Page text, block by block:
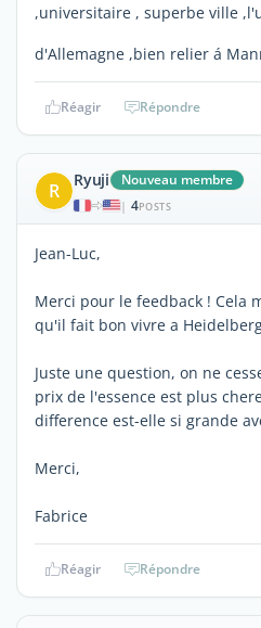
,universitaire , superbe ville
d'Allemagne ,bien relier á
Réagir Répondre
R Ryuji Nouveau membre
| 4POSTS
Jean-Luc,
Merci pour le feedback ! Cela
qu'il fait bon vivre a
Juste une question, on ne
prix de l'essence est plus
difference est-elle si grande
Merci,
Fabrice
Réagir Répondre